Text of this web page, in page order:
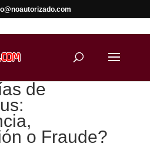
de
o Fraude?